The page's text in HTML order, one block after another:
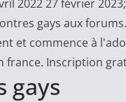
2022 27 février
gays aux
et commence à
france. Inscription
gays